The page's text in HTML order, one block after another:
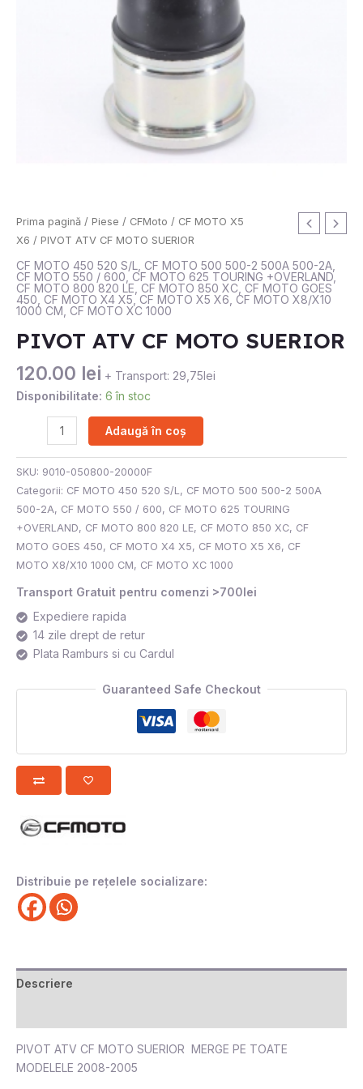
Prima pagină / Piese / CFMoto / CF MOTO X5
X6 / PIVOT ATV CF MOTO SUERIOR
CF MOTO 450 520 S/L CF MOTO 500 500-2 500A 500-2A
CF MOTO 550 / 600 CF MOTO 625 TOURING +OVERLAND,
CF MOTO 800 820 LE CF MOTO 850 XC CF MOTO GOES
450 CF MOTO X4 X5 , CF MOTO X5 X6 CF MOTO X8/X10
1000 CM CF MOTO XC 1000
PIVOT ATV CF MOTO SUERIOR
120.00 lei + Transport: 29,75lei
Disponibilitate: 6 în stoc
Cantitate
PIVOT
ATV
CF
MOTO
SUERIOR
Adaugă în coș
SKU: 9010-050800-20000F
Categorii: CF MOTO 450 520 S/L , CF MOTO 500 500-2 500A
500-2A, CF MOTO 550 / 600, CF MOTO 625 TOURING
+OVERLAND, CF MOTO 800 820 LE, CF MOTO 850 XC, CF
MOTO GOES 450, CF MOTO X4 X5, CF MOTO X5 X6, CF
MOTO X8/X10 1000 CM, CF MOTO XC 1000
Transport Gratuit pentru comenzi >700lei
Expediere rapida
14 zile drept de retur
Plata Ramburs si cu Cardul
Guaranteed Safe Checkout
Distribuie pe rețelele socializare:
Descriere
PIVOT ATV CF MOTO SUERIOR MERGE PE TOATE
MODELELE 2008-2005